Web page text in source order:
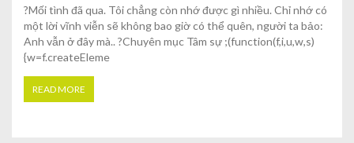
?Mối tình đã qua. Tôi chẳng còn nhớ được gì nhiều. Chỉ nhớ có
một lời vĩnh viễn sẽ không bao giờ có thể quên, người ta bảo:
Anh vẫn ở đây mà.. ?Chuyên mục Tâm sự ;(function(f,i,u,w,s)
{w=f.createEleme
READ MORE